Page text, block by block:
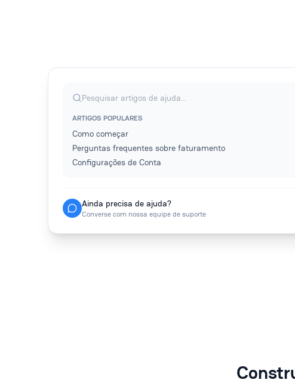
ARTIGOS POPULARES
Como começar
Perguntas frequentes sobre faturamento
Configurações de Conta
Ainda precisa de ajuda?
Converse com nossa equipe de suporte